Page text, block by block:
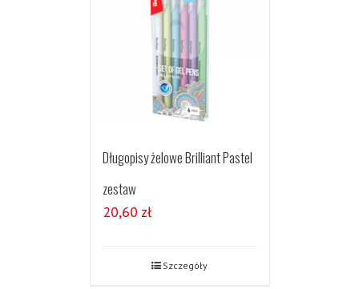
Długopisy żelowe Brilliant Pastel
zestaw
20,60 zł
Szczegóły